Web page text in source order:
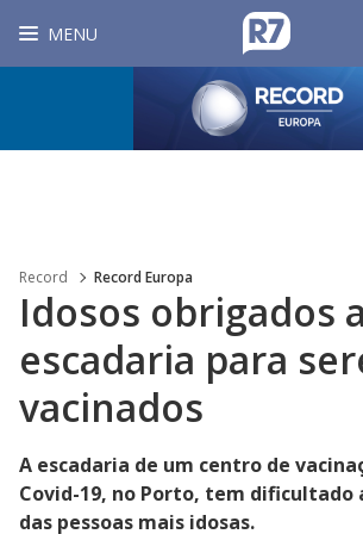
MENU
Record Record Europa
Idosos obrigados
escadaria para
vacinados
A escadaria de um centro de
Covid-19, no Porto, tem dificultado
das pessoas mais idosas.